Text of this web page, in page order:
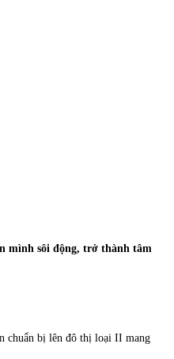
mình sôi động, trở thành tâm
chuẩn bị lên đô thị loại II mang